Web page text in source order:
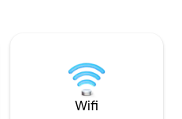
weer
de
bij een
2
kinderen.
ruimte en
veilig. Er is ook genoeg te doen in de
buurt, met
Wifi